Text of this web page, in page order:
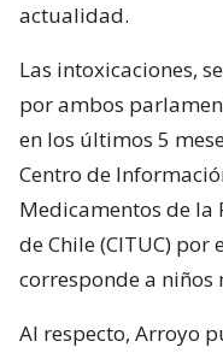
actualidad.
Las intoxicaciones,
por ambos
en los últimos 5
Centro de
Medicamentos de la
de Chile (CITUC)
corresponde a niños
Al respecto, Arroyo